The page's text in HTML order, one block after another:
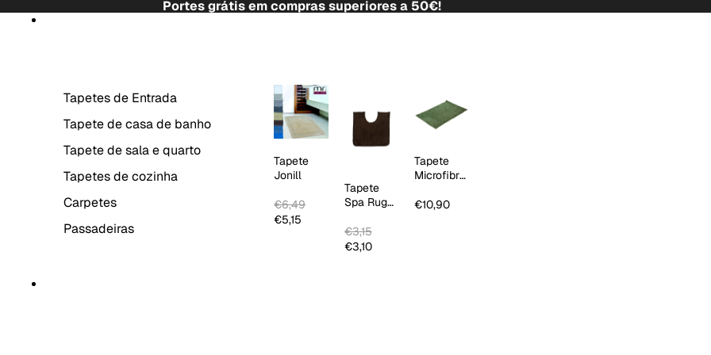
Portes grátis em compras superiores a 50€!
Tapetes de Entrada
Tapete de casa de banho
Tapete de sala e quarto
Tapetes de cozinha
Carpetes
Passadeiras
Tapete
Jonill
€6,49
€5,15
Tapete
Spa Rug
€3,15
€3,10
Tapete
Microfibre
€10,90
Saltar para a informação do produto